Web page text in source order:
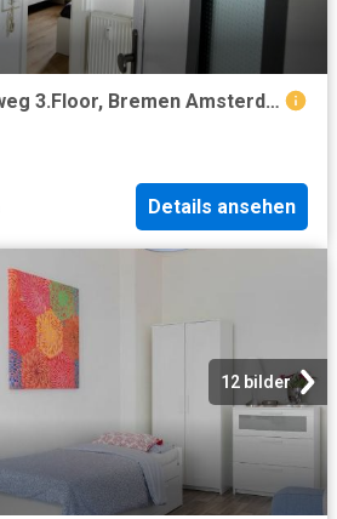
Adasflats Hempenweg 3.Floor, Bremen Amsterdam Apartments for Rent
Details ansehen
12 bilder